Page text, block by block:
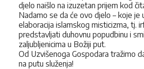
djelo naišlo na izuzetan prijem kod
Nadamo se da će ovo djelo – koje je
elaboracija islamskog misticizma, tj.
predstavljati duhovnu popudbinu i
zaljubljenicima u Božiji put.
Od Uzvišenoga Gospodara tražimo
na putu služenja!